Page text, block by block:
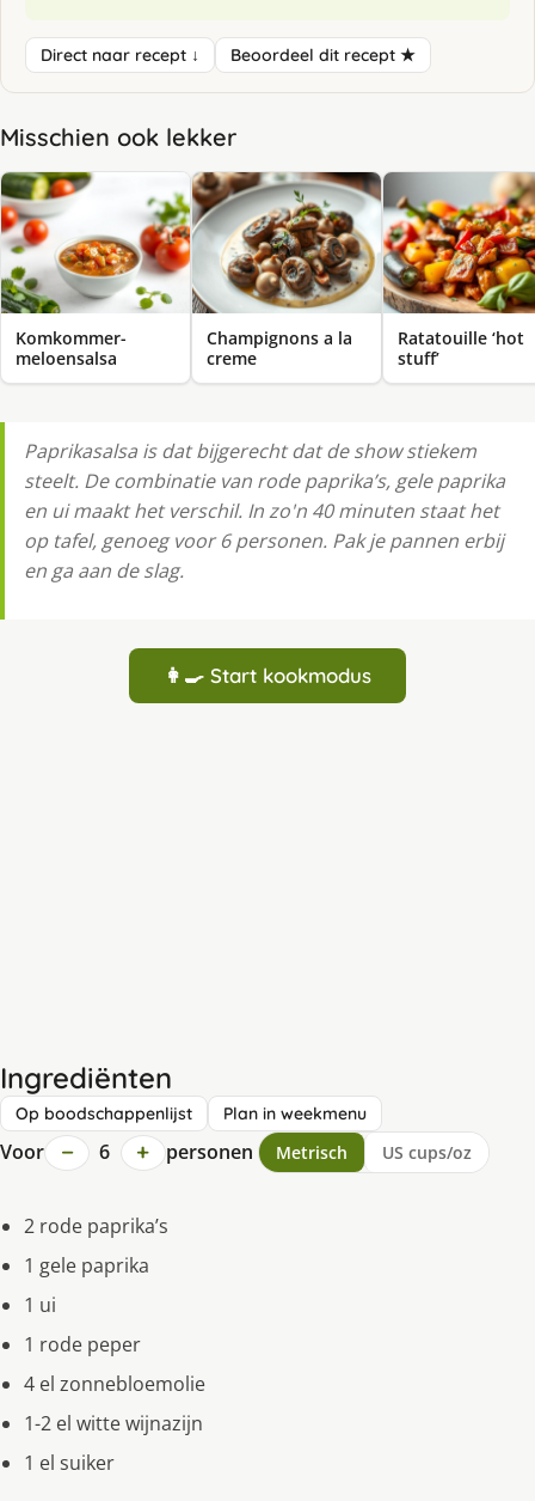
Direct naar recept ↓ Beoordeel dit recept ★
Misschien ook lekker
Komkommer-
meloensalsa
Champignons a la
creme
Ratatouille ‘hot
stuff’
Paprikasalsa is dat bijgerecht dat de show stiekem
steelt. De combinatie van rode paprika’s, gele paprika
en ui maakt het verschil. In zo'n 40 minuten staat het
op tafel, genoeg voor 6 personen. Pak je pannen erbij
en ga aan de slag.
👩‍🍳 Start kookmodus
Ingrediënten
Op boodschappenlijst Plan in weekmenu
Voor − 6 + personen Metrisch US cups/oz
2 rode paprika’s
1 gele paprika
1 ui
1 rode peper
4 el zonnebloemolie
1-2 el witte wijnazijn
1 el suiker